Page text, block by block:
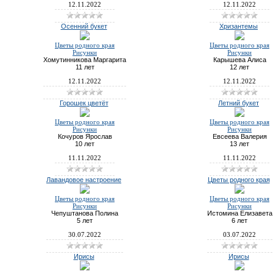
12.11.2022 12.11.2022
Осенний букет
Цветы родного края
Рисунки
Хомутинникова Маргарита
11 лет
12.11.2022
Хризантемы
Цветы родного края
Рисунки
Карышева Алиса
12 лет
12.11.2022
Горошек цветёт
Цветы родного края
Рисунки
Кочуров Ярослав
10 лет
11.11.2022
Летний букет
Цветы родного края
Рисунки
Евсеева Валерия
13 лет
11.11.2022
Лавандовое настроение
Цветы родного края
Рисунки
Чепуштанова Полина
5 лет
30.07.2022
Цветы родного края
Цветы родного края
Рисунки
Истомина Елизавета
6 лет
03.07.2022
Ирисы Ирисы